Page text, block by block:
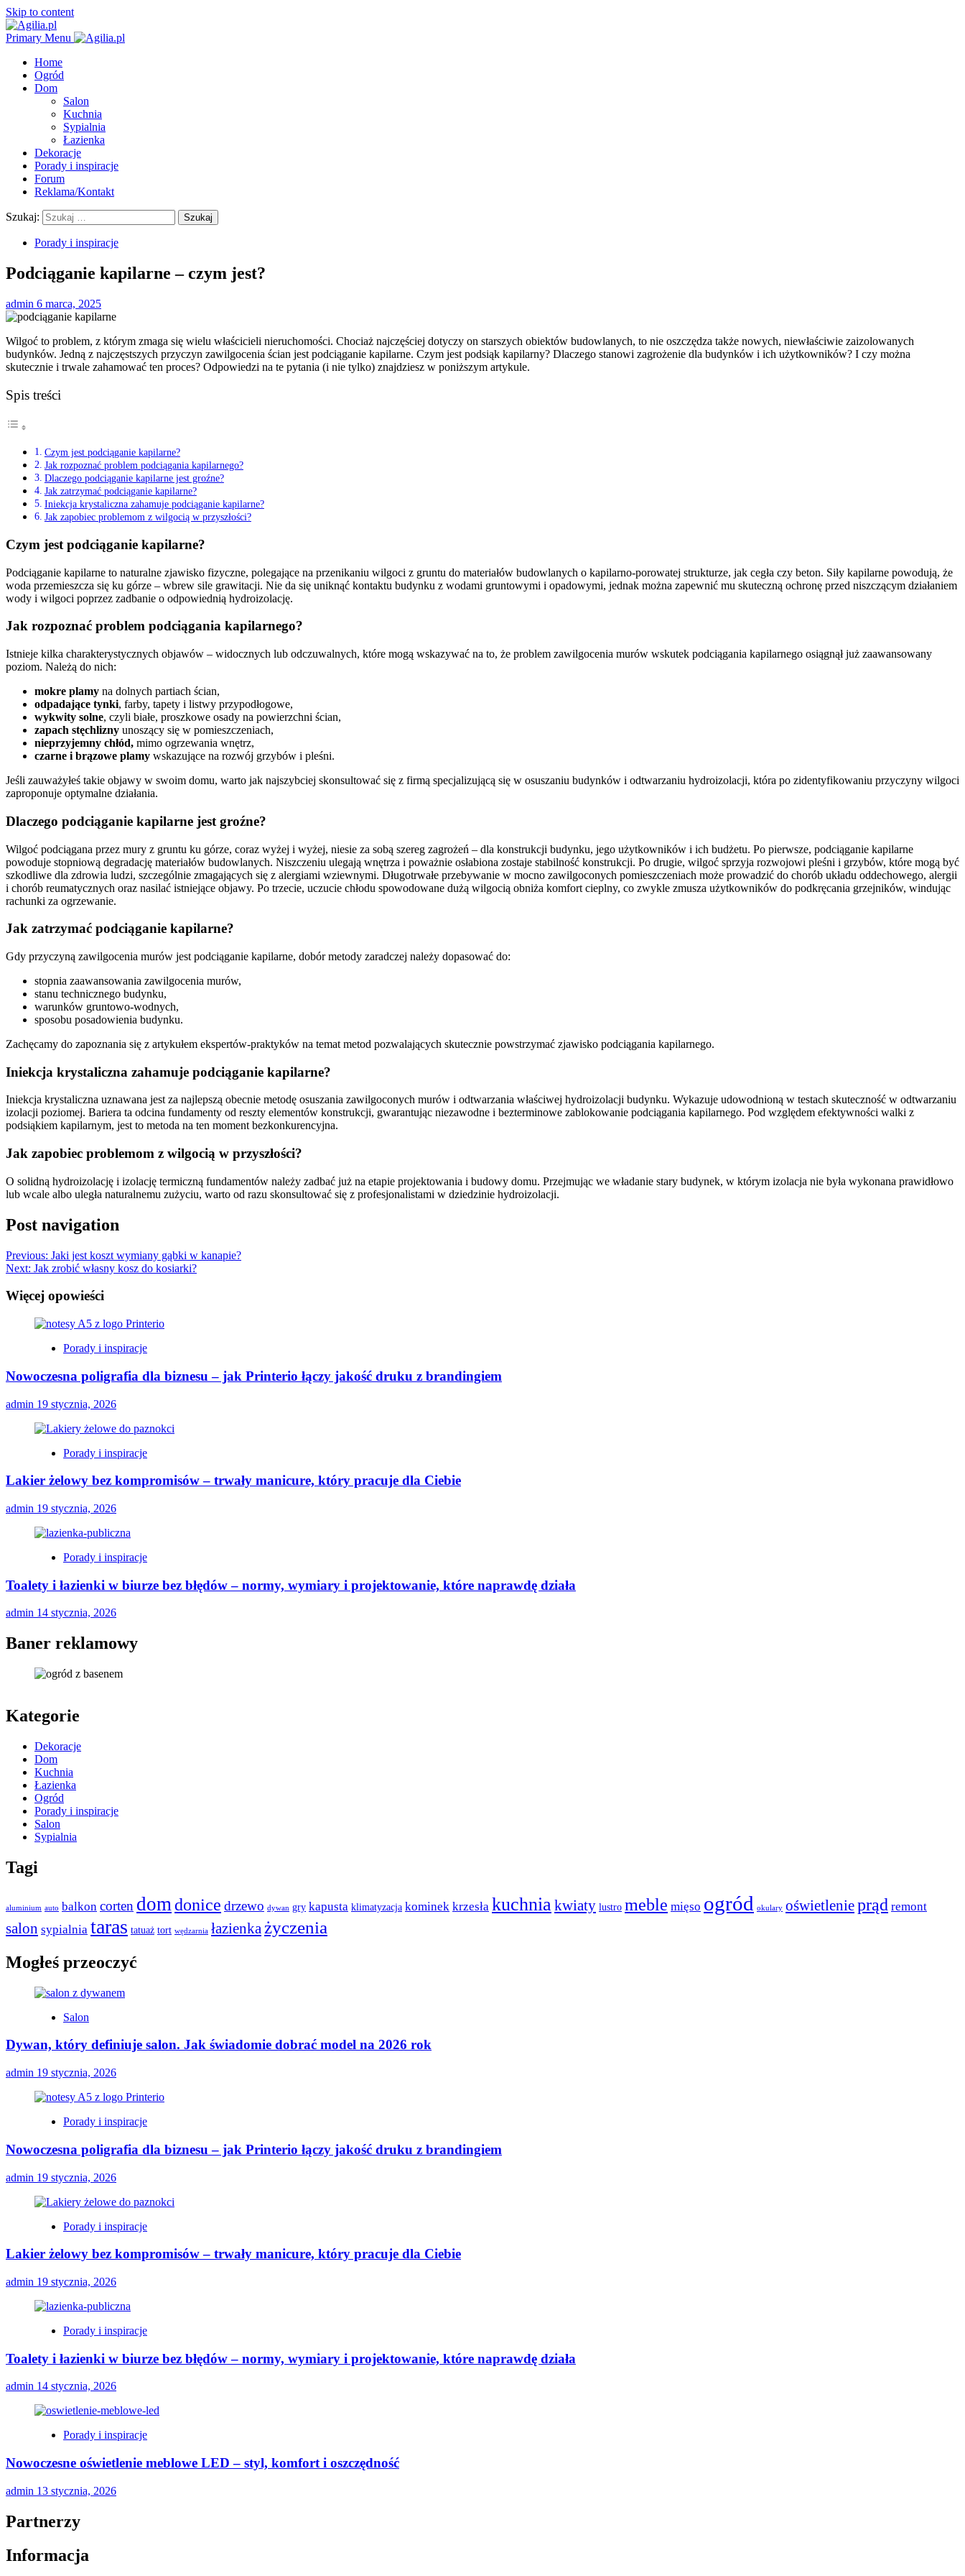
Skip to content
Primary Menu
Home
Ogród
Dom
Salon
Kuchnia
Sypialnia
Łazienka
Dekoracje
Porady i inspiracje
Forum
Reklama/Kontakt
Szukaj:
Porady i inspiracje
Podciąganie kapilarne – czym jest?
admin 6 marca, 2025
Wilgoć to problem, z którym zmaga się wielu właścicieli nieruchomości. Chociaż najczęściej dotyczy on starszych obiektów budowlanych, to nie oszczędza także nowych, niewłaściwie zaizolowanych
budynków. Jedną z najczęstszych przyczyn zawilgocenia ścian jest podciąganie kapilarne. Czym jest podsiąk kapilarny? Dlaczego stanowi zagrożenie dla budynków i ich użytkowników? I czy można
skutecznie i trwale zahamować ten proces? Odpowiedzi na te pytania (i nie tylko) znajdziesz w poniższym artykule.
Spis treści
Czym jest podciąganie kapilarne?
Jak rozpoznać problem podciągania kapilarnego?
Dlaczego podciąganie kapilarne jest groźne?
Jak zatrzymać podciąganie kapilarne?
Iniekcja krystaliczna zahamuje podciąganie kapilarne?
Jak zapobiec problemom z wilgocią w przyszłości?
Czym jest podciąganie kapilarne?
Podciąganie kapilarne to naturalne zjawisko fizyczne, polegające na przenikaniu wilgoci z gruntu do materiałów budowlanych o kapilarno-porowatej strukturze, jak cegła czy beton. Siły kapilarne powodują, że
woda przemieszcza się ku górze – wbrew sile grawitacji. Nie da się uniknąć kontaktu budynku z wodami gruntowymi i opadowymi, jednak można zapewnić mu skuteczną ochronę przed niszczącym działaniem
wody i wilgoci poprzez zadbanie o odpowiednią hydroizolację.
Jak rozpoznać problem podciągania kapilarnego?
Istnieje kilka charakterystycznych objawów – widocznych lub odczuwalnych, które mogą wskazywać na to, że problem zawilgocenia murów wskutek podciągania kapilarnego osiągnął już zaawansowany
poziom. Należą do nich:
mokre plamy na dolnych partiach ścian,
odpadające tynki, farby, tapety i listwy przypodłogowe,
wykwity solne, czyli białe, proszkowe osady na powierzchni ścian,
zapach stęchlizny unoszący się w pomieszczeniach,
nieprzyjemny chłód, mimo ogrzewania wnętrz,
czarne i brązowe plamy wskazujące na rozwój grzybów i pleśni.
Jeśli zauważyłeś takie objawy w swoim domu, warto jak najszybciej skonsultować się z firmą specjalizującą się w osuszaniu budynków i odtwarzaniu hydroizolacji, która po zidentyfikowaniu przyczyny wilgoci
zaproponuje optymalne działania.
Dlaczego podciąganie kapilarne jest groźne?
Wilgoć podciągana przez mury z gruntu ku górze, coraz wyżej i wyżej, niesie za sobą szereg zagrożeń – dla konstrukcji budynku, jego użytkowników i ich budżetu. Po pierwsze, podciąganie kapilarne
powoduje stopniową degradację materiałów budowlanych. Niszczeniu ulegają wnętrza i poważnie osłabiona zostaje stabilność konstrukcji. Po drugie, wilgoć sprzyja rozwojowi pleśni i grzybów, które mogą być
szkodliwe dla zdrowia ludzi, szczególnie zmagających się z alergiami wziewnymi. Długotrwałe przebywanie w mocno zawilgoconych pomieszczeniach może prowadzić do chorób układu oddechowego, alergii
i chorób reumatycznych oraz nasilać istniejące objawy. Po trzecie, uczucie chłodu spowodowane dużą wilgocią obniża komfort cieplny, co zwykle zmusza użytkowników do podkręcania grzejników, windując
rachunki za ogrzewanie.
Jak zatrzymać podciąganie kapilarne?
Gdy przyczyną zawilgocenia murów jest podciąganie kapilarne, dobór metody zaradczej należy dopasować do:
stopnia zaawansowania zawilgocenia murów,
stanu technicznego budynku,
warunków gruntowo-wodnych,
sposobu posadowienia budynku.
Zachęcamy do zapoznania się z artykułem ekspertów-praktyków na temat metod pozwalających skutecznie powstrzymać zjawisko podciągania kapilarnego.
Iniekcja krystaliczna zahamuje podciąganie kapilarne?
Iniekcja krystaliczna uznawana jest za najlepszą obecnie metodę osuszania zawilgoconych murów i odtwarzania właściwej hydroizolacji budynku. Wykazuje udowodnioną w testach skuteczność w odtwarzaniu
izolacji poziomej. Bariera ta odcina fundamenty od reszty elementów konstrukcji, gwarantując niezawodne i bezterminowe zablokowanie podciągania kapilarnego. Pod względem efektywności walki z
podsiąkiem kapilarnym, jest to metoda na ten moment bezkonkurencyjna.
Jak zapobiec problemom z wilgocią w przyszłości?
O solidną hydroizolację i izolację termiczną fundamentów należy zadbać już na etapie projektowania i budowy domu. Przejmując we władanie stary budynek, w którym izolacja nie była wykonana prawidłowo
lub wcale albo uległa naturalnemu zużyciu, warto od razu skonsultować się z profesjonalistami w dziedzinie hydroizolacji.
Post navigation
Previous: Jaki jest koszt wymiany gąbki w kanapie?
Next: Jak zrobić własny kosz do kosiarki?
Więcej opowieści
Porady i inspiracje
Nowoczesna poligrafia dla biznesu – jak Printerio łączy jakość druku z brandingiem
admin 19 stycznia, 2026
Porady i inspiracje
Lakier żelowy bez kompromisów – trwały manicure, który pracuje dla Ciebie
admin 19 stycznia, 2026
Porady i inspiracje
Toalety i łazienki w biurze bez błędów – normy, wymiary i projektowanie, które naprawdę działa
admin 14 stycznia, 2026
Baner reklamowy
Kategorie
Dekoracje
Dom
Kuchnia
Łazienka
Ogród
Porady i inspiracje
Salon
Sypialnia
Tagi
aluminium auto balkon corten dom donice drzewo dywan gry kapusta klimatyzacja kominek krzesła kuchniakwiaty lustro meble mięso ogród okulary oświetlenieprąd remont
salon sypialnia taras tatuaż tort wędzarnia łazienka życzenia
Mogłeś przeoczyć
Salon
Dywan, który definiuje salon. Jak świadomie dobrać model na 2026 rok
admin 19 stycznia, 2026
Porady i inspiracje
Nowoczesna poligrafia dla biznesu – jak Printerio łączy jakość druku z brandingiem
admin 19 stycznia, 2026
Porady i inspiracje
Lakier żelowy bez kompromisów – trwały manicure, który pracuje dla Ciebie
admin 19 stycznia, 2026
Porady i inspiracje
Toalety i łazienki w biurze bez błędów – normy, wymiary i projektowanie, które naprawdę działa
admin 14 stycznia, 2026
Porady i inspiracje
Nowoczesne oświetlenie meblowe LED – styl, komfort i oszczędność
admin 13 stycznia, 2026
Partnerzy
Informacja